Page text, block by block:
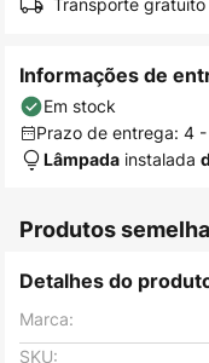
Informações de
Em stock
Prazo de entrega: 4
Lâmpada instalada
Produtos
Detalhes do
Marca:
SKU: